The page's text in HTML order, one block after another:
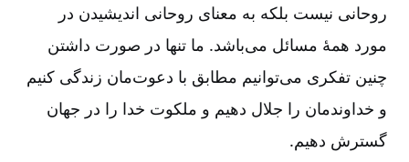
روحانی نیست بلکه به معنای روحانی اندیشیدن در
مورد همۀ مسائل می‌باشد. ما تنها در صورت داشتن
چنین تفکری می‌توانیم مطابق با دعوت‌مان زندگی کنیم
و خداوندمان را جلال دهیم و ملکوت خدا را در جهان
گسترش دهیم‌.